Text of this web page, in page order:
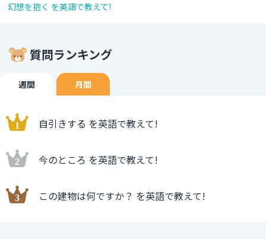
幻想を抱く を英語で教えて!
質問ランキング
週間 月間
自引きする を英語で教えて!
今のところ を英語で教えて!
この建物は何ですか？ を英語で教えて!